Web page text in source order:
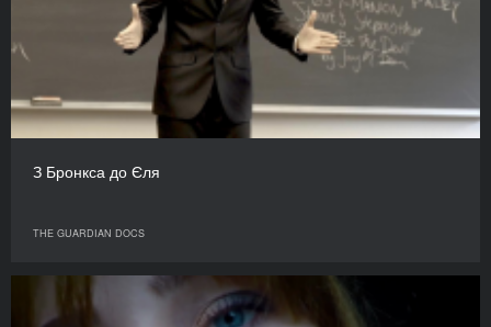
З Бронкса до Єля
THE GUARDIAN DOCS